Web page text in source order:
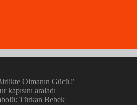
Olmanın Gücü!’
araladı
Türkan Bebek